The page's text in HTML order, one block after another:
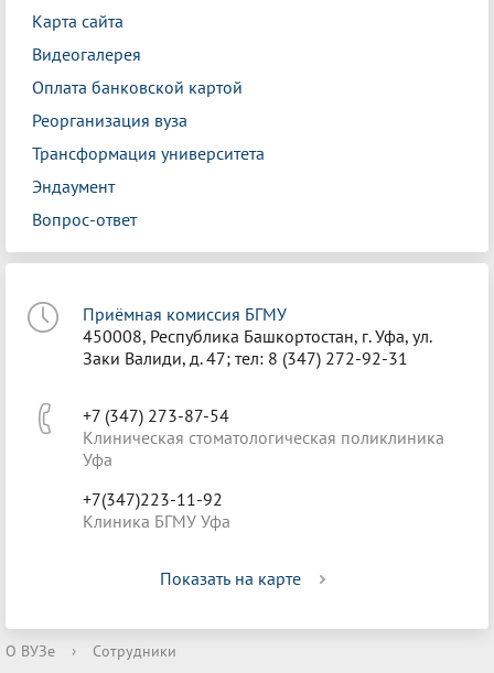
Карта сайта
Видеогалерея
Оплата банковской картой
Реорганизация вуза
Трансформация университета
Эндаумент
Вопрос-ответ
Приёмная комиссия БГМУ
450008, Республика Башкортостан, г. Уфа, ул.
Заки Валиди, д. 47; тел: 8 (347) 272-92-31
+7 (347) 273-87-54
Клиническая стоматологическая поликлиника
Уфа
+7(347)223-11-92
Клиника БГМУ Уфа
Показать на карте
О ВУЗе › Сотрудники